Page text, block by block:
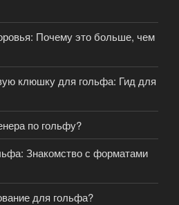
Почему это больше, чем
клюшку для гольфа: Гид для
по гольфу?
Знакомство с форматами
для гольфа?